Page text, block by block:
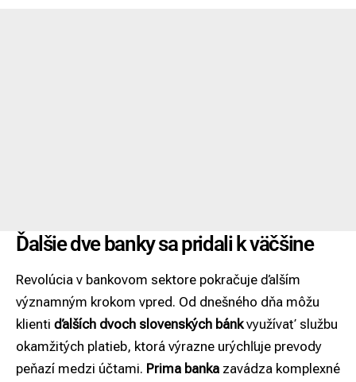
Ďalšie dve banky sa pridali k väčšine
Revolúcia v bankovom sektore pokračuje ďalším
významným krokom vpred. Od dnešného dňa môžu
klienti ďalších dvoch slovenských bánkvyužívať službu
okamžitých platieb, ktorá výrazne urýchľuje prevody
peňazí medzi účtami. Prima banka zavádza komplexné